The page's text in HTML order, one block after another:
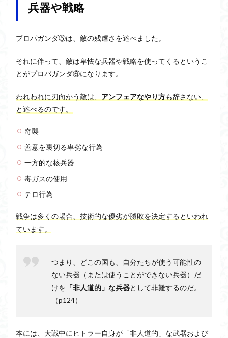
兵器や戦略
プロパガンダ⑤は、敵の残虐さを述べました。
それに伴って、敵は卑怯な兵器や戦略を使ってくるというこ
とがプロパガンダ⑥になります。
われわれに刃向かう敵は、 アンフェアなやり方も辞さない、
と述べるのです。
奇襲
善意を裏切る卑劣な行為
一方的な核兵器
毒ガスの使用
テロ行為
戦争は多くの場合、技術的な優劣が勝敗を決定するといわれ
ています。
つまり、どこの国も、自分たちが使う可能性の
ない兵器（または使うことができない兵器）だ
けを 「非人道的」な兵器として非難するのだ。
（p124）
本には、大戦中にヒトラー自身が「非人道的」な武器および